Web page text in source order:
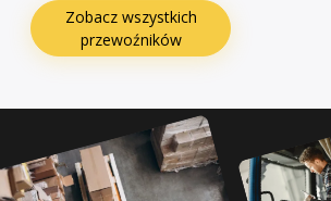
Zobacz wszystkich
przewoźników